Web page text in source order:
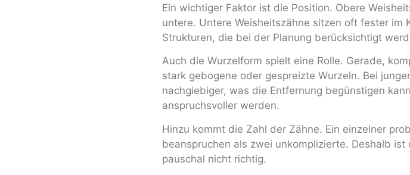
Ein wichtiger Faktor ist die Position. Obere
untere. Untere Weisheitszähne sitzen oft fester im
Strukturen, die bei der Planung berücksichtigt
Auch die Wurzelform spielt eine Rolle. Gerade,
stark gebogene oder gespreizte Wurzeln. Bei
nachgiebiger, was die Entfernung begünstigen
anspruchsvoller werden.
Hinzu kommt die Zahl der Zähne. Ein einzelner
beanspruchen als zwei unkomplizierte. Deshalb
pauschal nicht richtig.